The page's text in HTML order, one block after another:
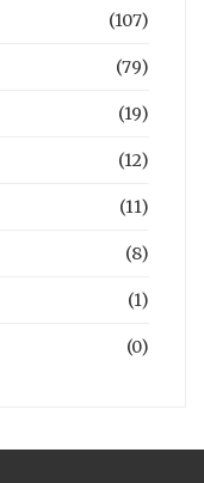
(107)
(79)
(19)
(12)
(11)
(8)
(1)
(0)